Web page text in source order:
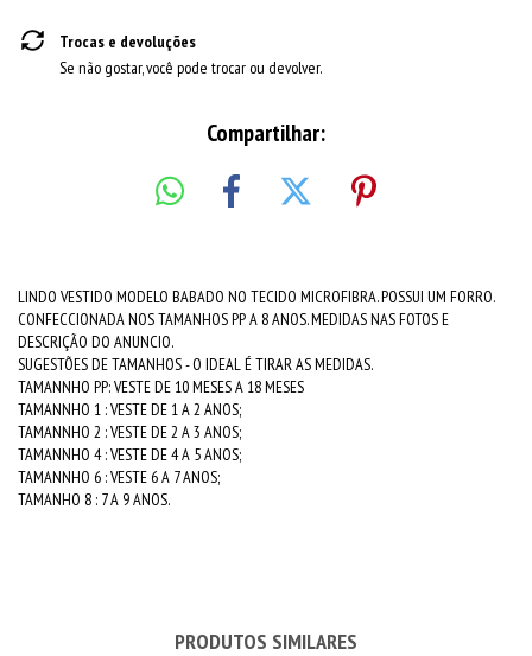
Trocas e devoluções
Se não gostar, você pode trocar ou devolver.
Compartilhar:
LINDO VESTIDO MODELO BABADO NO TECIDO MICROFIBRA. POSSUI UM FORRO.
CONFECCIONADA NOS TAMANHOS PP A 8 ANOS. MEDIDAS NAS FOTOS E
DESCRIÇÃO DO ANUNCIO.
SUGESTÕES DE TAMANHOS - O IDEAL É TIRAR AS MEDIDAS.
TAMANNHO PP: VESTE DE 10 MESES A 18 MESES
TAMANNHO 1 : VESTE DE 1 A 2 ANOS;
TAMANNHO 2 : VESTE DE 2 A 3 ANOS;
TAMANNHO 4 : VESTE DE 4 A 5 ANOS;
TAMANNHO 6 : VESTE 6 A 7 ANOS;
TAMANHO 8 : 7 A 9 ANOS.
PRODUTOS SIMILARES